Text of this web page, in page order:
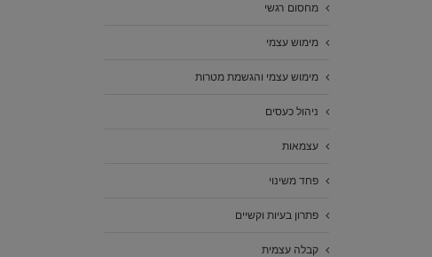
מחסום רגשי
מימוש עצמי
מימוש עצמי והגשמת מטרות
ניהול כעסים
עצמאות
פחד משינוי
פתרון בעיות וקשיים
קבלה עצמית